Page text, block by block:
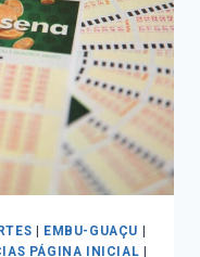
EMBU-GUAÇU
PÁGINA INICIAL